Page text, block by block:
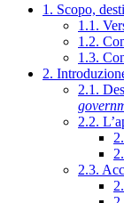
1. Scopo,
1.1.
1.2.
1.3.
2.
2.1.
2.2.
2.3.